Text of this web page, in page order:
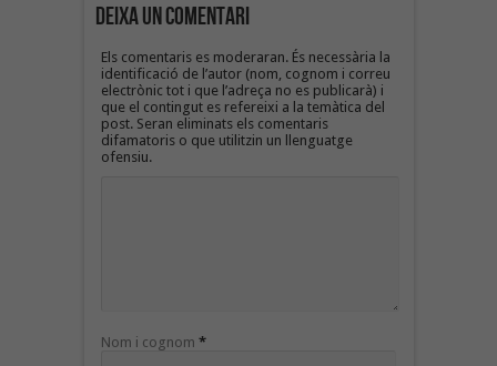
Deixa un Comentari
Els comentaris es moderaran. És necessària la
identificació de l’autor (nom, cognom i correu
electrònic tot i que l’adreça no es publicarà) i
que el contingut es refereixi a la temàtica del
post. Seran eliminats els comentaris
difamatoris o que utilitzin un llenguatge
ofensiu.
Nom i cognom *